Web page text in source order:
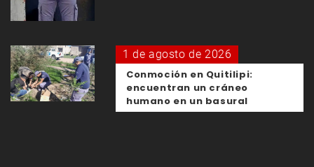
1 de agosto de 2026
Conmoción en Quitilipi:
encuentran un cráneo
humano en un basural